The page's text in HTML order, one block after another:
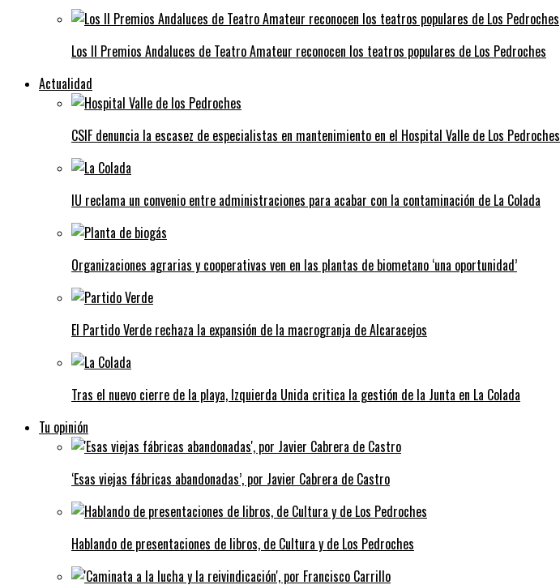
Los II Premios Andaluces de Teatro Amateur reconocen los teatros populares de Los Pedroches
Actualidad
CSIF denuncia la escasez de especialistas en mantenimiento en el Hospital Valle de Los Pedroches
IU reclama un convenio entre administraciones para acabar con la contaminación de La Colada
Organizaciones agrarias y cooperativas ven en las plantas de biometano ‘una oportunidad’
El Partido Verde rechaza la expansión de la macrogranja de Alcaracejos
Tras el nuevo cierre de la playa, Izquierda Unida critica la gestión de la Junta en La Colada
Tu opinión
‘Esas viejas fábricas abandonadas’, por Javier Cabrera de Castro
Hablando de presentaciones de libros, de Cultura y de Los Pedroches